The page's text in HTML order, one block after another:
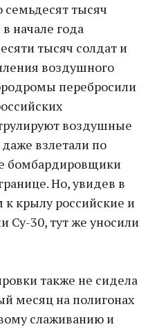
семьдесят тысяч
начале года
тысяч солдат и
воздушного
перебросили
воздушные
взлетали по
бомбардировщики
Но, увидев в
крылу российские и
Су-30, тут же уносили
также не сидела
месяц на полигонах
слаживанию и